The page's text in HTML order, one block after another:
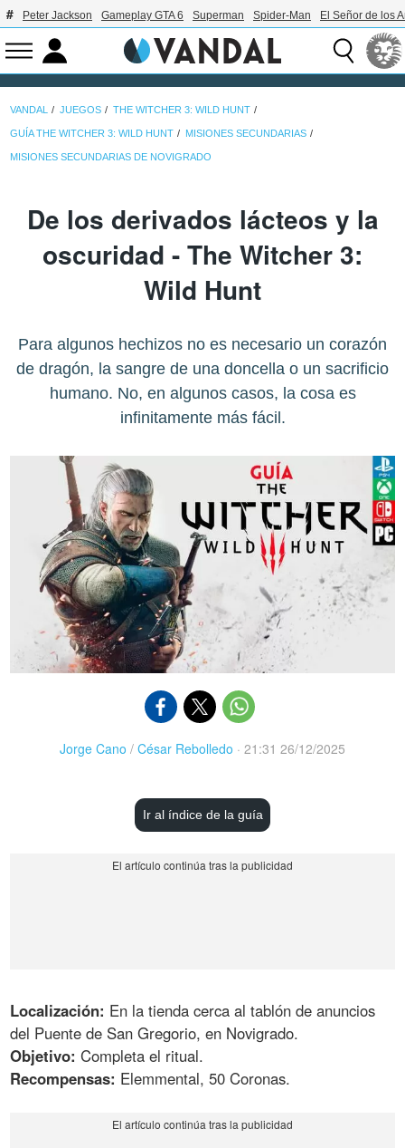
Peter Jackson Gameplay GTA 6 Superman Spider-Man El Señor de los
VANDAL JUEGOS THE WITCHER 3: WILD HUNT
GUÍA THE WITCHER 3: WILD HUNT MISIONES SECUNDARIAS
MISIONES SECUNDARIAS DE NOVIGRADO
De los derivados lácteos y la
oscuridad - The Witcher 3:
Wild Hunt
Para algunos hechizos no es necesario un corazón
de dragón, la sangre de una doncella o un sacrificio
humano. No, en algunos casos, la cosa es
infinitamente más fácil.
Jorge Cano / César Rebolledo · 21:31 26/12/2025
Ir al índice de la guía
Localización: En la tienda cerca al tablón de anuncios
del Puente de San Gregorio, en Novigrado.
Objetivo: Completa el ritual.
Recompensas: Elemmental, 50 Coronas.